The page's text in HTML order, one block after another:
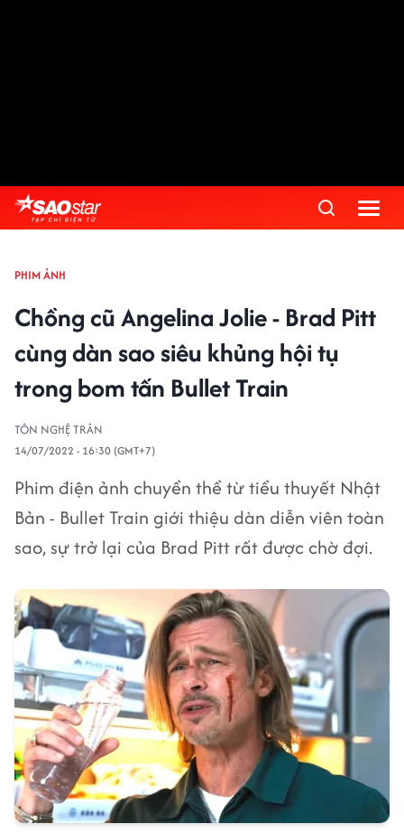
PHIM ẢNH
Chồng cũ Angelina Jolie - Brad Pitt
cùng dàn sao siêu khủng hội tụ
trong bom tấn Bullet Train
TÔN NGHỆ TRÂN
14/07/2022 - 16:30 (GMT+7)
Phim điện ảnh chuyển thể từ tiểu thuyết Nhật
Bản - Bullet Train giới thiệu dàn diễn viên toàn
sao, sự trở lại của Brad Pitt rất được chờ đợi.